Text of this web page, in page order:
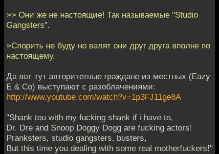
>> Они же не настоящие! Так называемые "Studio
Gangsters".
>Спорить не буду но валят они друг друга вполне по
настоящему.
Да вот тут авторитетные граждане из местных (Eazy
E & Co) выступают с разоблачениями:
http://www.youtube.com/watch?v=1p3FJ11ge8A
"Shank tou with my fucking shank if i have to,
Dr. Dre and Snoop Doggy Dogg are fucking actors!
Pranksters, studio gangsters, busters,
But this time you dealing with some real motherfuckers!"